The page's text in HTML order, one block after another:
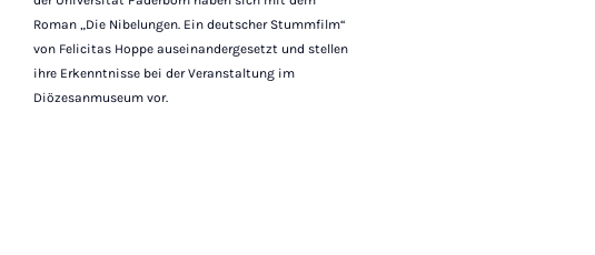
Roman „Die Nibelungen. Ein deutscher Stummfilm“
von Felicitas Hoppe auseinandergesetzt und stellen
ihre Erkenntnisse bei der Veranstaltung im
Diözesanmuseum vor.